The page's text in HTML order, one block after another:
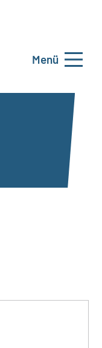
Menü